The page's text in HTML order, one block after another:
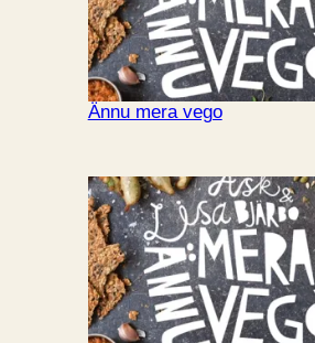
Ännu mera vego